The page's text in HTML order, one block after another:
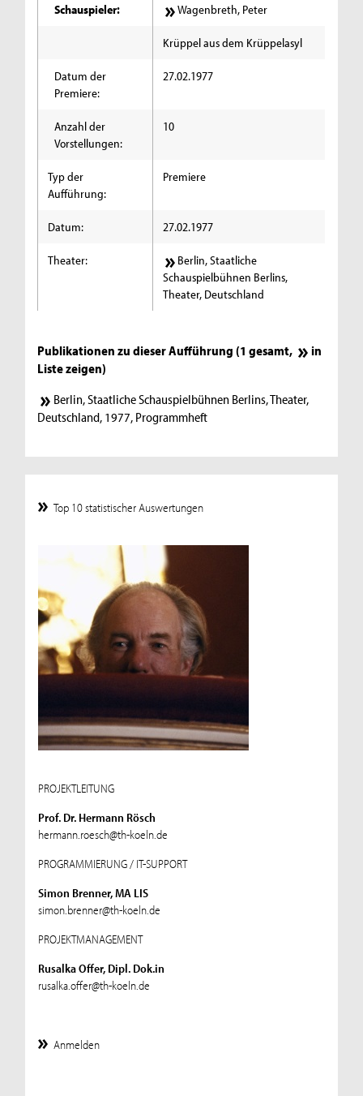
Schauspieler: Wagenbreth, Peter
Krüppel aus dem Krüppelasyl
Datum der
Premiere:
27.02.1977
Anzahl der
Vorstellungen:
10
Typ der
Aufführung:
Premiere
Datum: 27.02.1977
Theater:
Berlin, Staatliche
Schauspielbühnen Berlins,
Theater, Deutschland
Publikationen zu dieser Aufführung (1 gesamt,
in
Liste zeigen)
Berlin, Staatliche Schauspielbühnen Berlins, Theater,
Deutschland, 1977, Programmheft
Top 10 statistischer Auswertungen
PROJEKTLEITUNG
Prof. Dr. Hermann Rösch
hermann.roesch@th-koeln.de
PROGRAMMIERUNG / IT-SUPPORT
Simon Brenner, MA LIS
simon.brenner@th-koeln.de
PROJEKTMANAGEMENT
Rusalka Offer, Dipl. Dok.in
rusalka.offer@th-koeln.de
Anmelden